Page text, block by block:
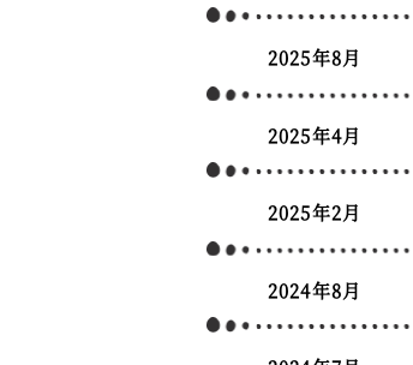
2025年8月
2025年4月
2025年2月
2024年8月